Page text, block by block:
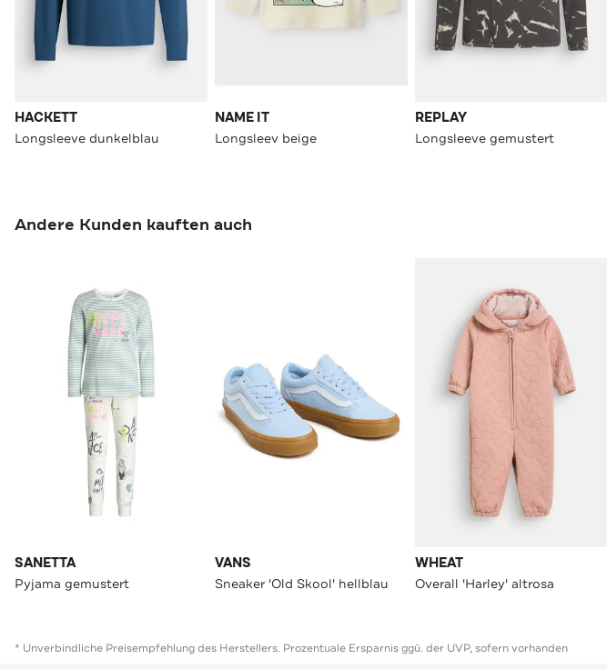
HACKETT
Longsleeve dunkelblau
NAME IT
Longsleev beige
REPLAY
Longsleeve gemustert
Andere Kunden kauften auch
SANETTA
Pyjama gemustert
VANS
Sneaker 'Old Skool' hellblau
WHEAT
Overall 'Harley' altrosa
* Unverbindliche Preisempfehlung des Herstellers. Prozentuale Ersparnis ggü. der UVP, sofern vorhanden